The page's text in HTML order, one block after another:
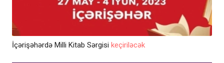
İçərişəhərdə Milli Kitab Sərgisi keçiriləcək